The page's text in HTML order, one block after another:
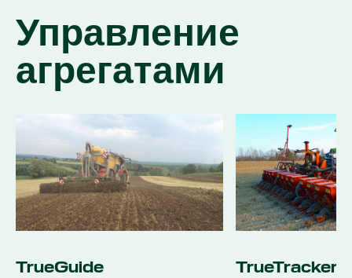
Управление
агрегатами
TrueGuide TrueTracker